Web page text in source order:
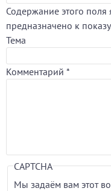
Содержание этого поля
предназначено к
Тема
Комментарий *
CAPTCHA
Мы задаём вам этот